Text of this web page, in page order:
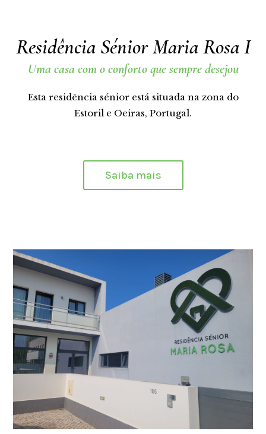
Residência Sénior Maria Rosa I
Uma casa com o conforto que sempre desejou
Esta residência sénior está situada na zona do
Estoril e Oeiras, Portugal.
Saiba mais